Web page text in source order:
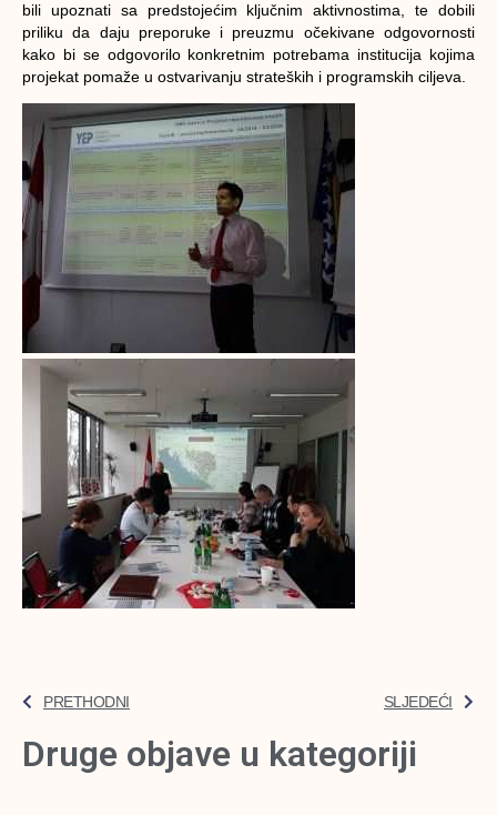
bili upoznati sa predstojećim ključnim aktivnostima, te dobili
priliku da daju preporuke i preuzmu očekivane odgovornosti
kako bi se odgovorilo konkretnim potrebama institucija kojima
projekat pomaže u ostvarivanju strateških i programskih ciljeva.
PRETHODNI SLJEDEĆI
Druge objave u kategoriji